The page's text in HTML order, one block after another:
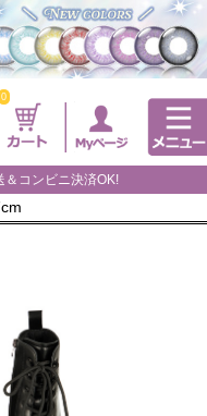
0
＆コンビニ決済OK!